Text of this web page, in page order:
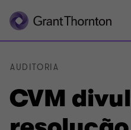
CVM
AUDITORIA